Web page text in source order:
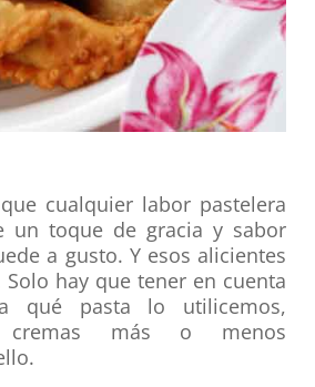
cualquier labor pastelera
un toque de gracia y sabor
a gusto. Y esos alicientes
hay que tener en cuenta
qué pasta lo utilicemos,
cremas más o menos